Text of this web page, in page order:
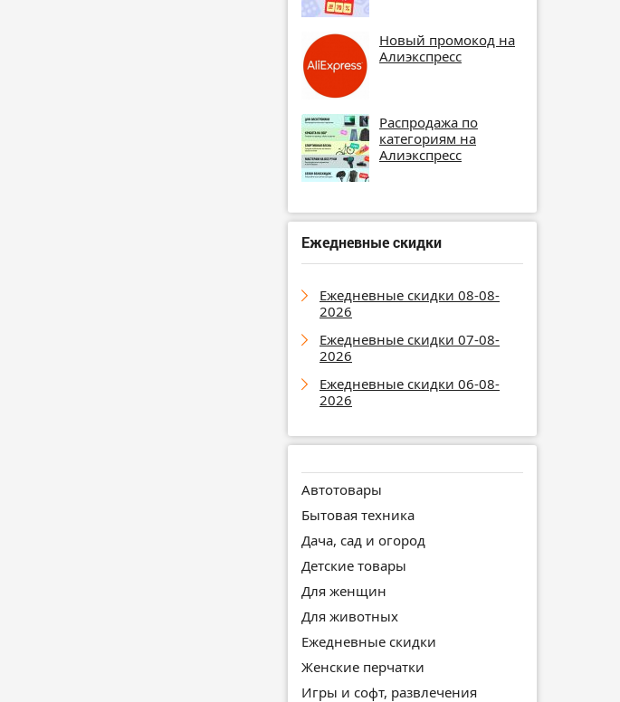
Новый промокод на
Алиэкспресс
Распродажа по
категориям на
Алиэкспресс
Ежедневные скидки
Ежедневные скидки 08-08-
2026
Ежедневные скидки 07-08-
2026
Ежедневные скидки 06-08-
2026
Автотовары
Бытовая техника
Дача, сад и огород
Детские товары
Для женщин
Для животных
Ежедневные скидки
Женские перчатки
Игры и софт, развлечения